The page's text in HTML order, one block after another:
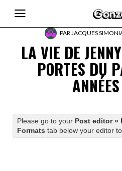
PARJACQUES
LA VIE DE
PORTES DU
Please go to your Post editor »
Formats tab below your editor